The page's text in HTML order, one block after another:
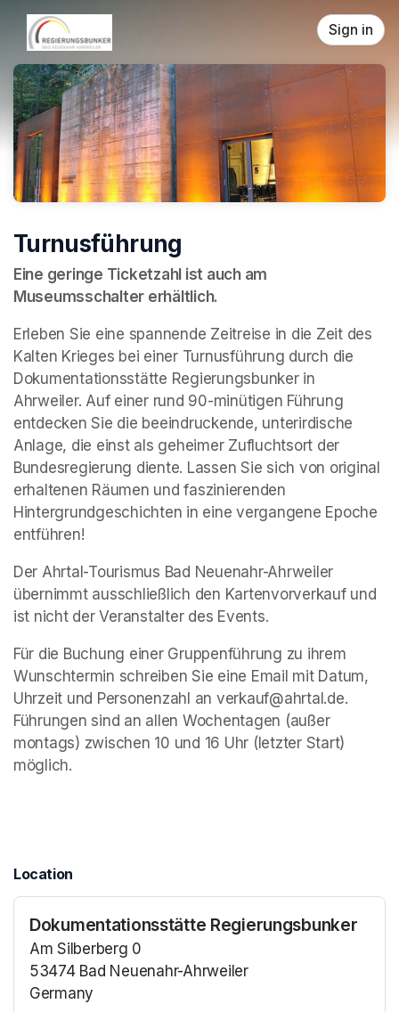
Skip header
Sign in
Turnusführung
Eine geringe Ticketzahl ist auch am
Museumsschalter erhältlich.
Erleben Sie eine spannende Zeitreise in die Zeit des
Kalten Krieges bei einer Turnusführung durch die
Dokumentationsstätte Regierungsbunker in
Ahrweiler. Auf einer rund 90-minütigen Führung
entdecken Sie die beeindruckende, unterirdische
Anlage, die einst als geheimer Zufluchtsort der
Bundesregierung diente. Lassen Sie sich von original
erhaltenen Räumen und faszinierenden
Hintergrundgeschichten in eine vergangene Epoche
entführen!
Der Ahrtal-Tourismus Bad Neuenahr-Ahrweiler
übernimmt ausschließlich den Kartenvorverkauf und
ist nicht der Veranstalter des Events.
Für die Buchung einer Gruppenführung zu ihrem
Wunschtermin schreiben Sie eine Email mit Datum,
Uhrzeit und Personenzahl an verkauf@ahrtal.de.
Führungen sind an allen Wochentagen (außer
montags) zwischen 10 und 16 Uhr (letzter Start)
möglich.
Location
Dokumentationsstätte Regierungsbunker
Am Silberberg 0
53474 Bad Neuenahr-Ahrweiler
Germany